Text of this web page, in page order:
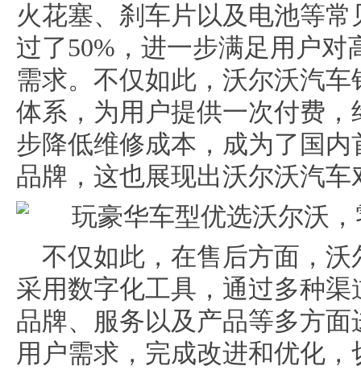
火花塞、刹车片以及电池等常
过了50%，进一步满足用户
需求。不仅如此，沃尔沃汽
体系，为用户提供一次付费
步降低维修成本，成为了国
品牌，这也展现出沃尔沃汽
不仅如此，在售后方面，
采用数字化工具，通过多种
品牌、服务以及产品等多方
用户需求，完成改进和优化